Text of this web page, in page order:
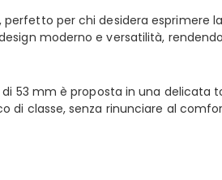
perfetto per chi desidera
moderno e versatilità,
53 mm è proposta in una
di classe, senza rinunciare al